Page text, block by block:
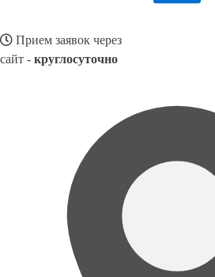
Прием заявок через
сайт - круглосуточно